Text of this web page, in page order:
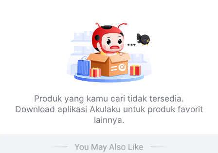
Produk yang kamu cari tidak tersedia.
Download aplikasi Akulaku untuk produk favorit
lainnya.